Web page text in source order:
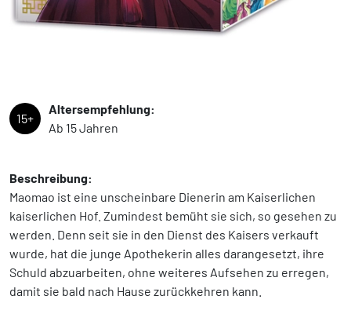
15+
Altersempfehlung:
Ab 15 Jahren
Beschreibung:
Maomao ist eine unscheinbare Dienerin am Kaiserlichen
kaiserlichen Hof. Zumindest bemüht sie sich, so gesehen zu
werden. Denn seit sie in den Dienst des Kaisers verkauft
wurde, hat die junge Apothekerin alles darangesetzt, ihre
Schuld abzuarbeiten, ohne weiteres Aufsehen zu erregen,
damit sie bald nach Hause zurückkehren kann.